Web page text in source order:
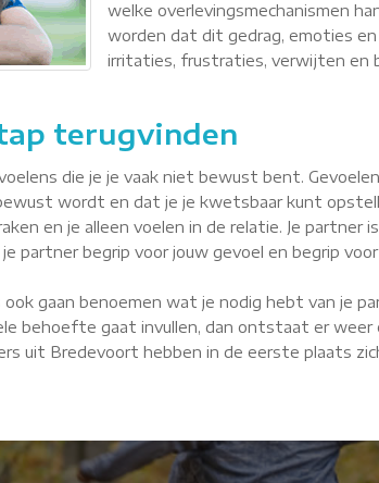
welke overlevingsmechanismen
worden dat dit gedrag, emoties en
irritaties, frustraties, verwijten en
terugvinden
die je je vaak niet bewust bent.
wordt en dat je je kwetsbaar kunt
en je alleen voelen in de relatie. Je
partner begrip voor jouw gevoel en begrip
gaan benoemen wat je nodig hebt van je
behoefte gaat invullen, dan ontstaat er
uit Bredevoort hebben in de eerste plaats